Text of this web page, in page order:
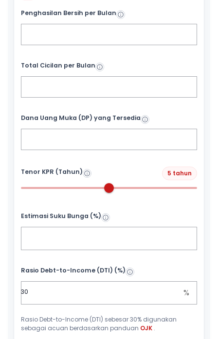
Penghasilan Bersih per Bulan
Total Cicilan per Bulan
Dana Uang Muka (DP) yang Tersedia
Tenor KPR (Tahun) 5 tahun
Estimasi Suku Bunga (%)
Rasio Debt-to-Income (DTI) (%)
%
Rasio Debt-to-Income (DTI) sebesar 30% digunakan
sebagai acuan berdasarkan panduan OJK .